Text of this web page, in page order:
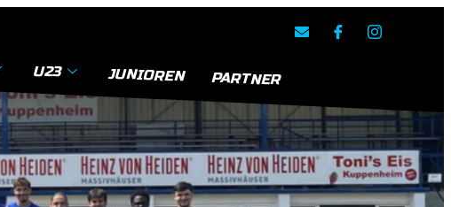
U23 JUNIOREN PARTNER